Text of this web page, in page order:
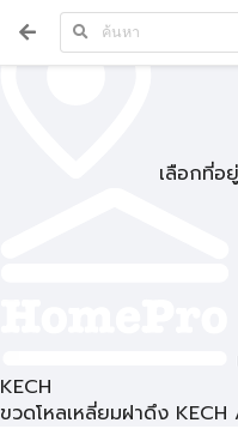
เลือกที่อ
KECH
ขวดโหลเหลี่ยมฝาดึง KECH